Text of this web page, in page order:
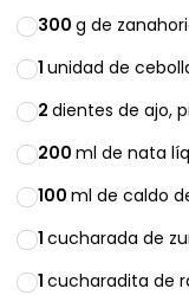
300 g de
1 unidad de
2 dientes de ajo,
200 ml de nata
100 ml de caldo
1 cucharada de
1 cucharadita de